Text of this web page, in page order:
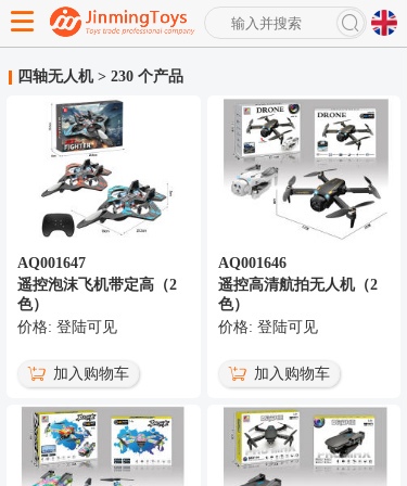
搜
四轴无人机 > 230 个产品
AQ001647
遥控泡沫飞机带定高（2
色）
价格: 登陆可见
加入购物车
AQ001646
遥控高清航拍无人机（2
色）
价格: 登陆可见
加入购物车